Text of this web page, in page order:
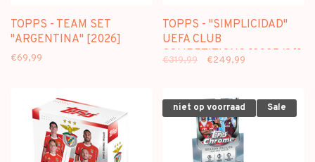
TOPPS - TEAM SET
"ARGENTINA" [2026]
€69,99
TOPPS - "SIMPLICIDAD"
UEFA CLUB
COMPETITIONS [2025/26]
€319,99 €249,99
niet op voorraad Sale